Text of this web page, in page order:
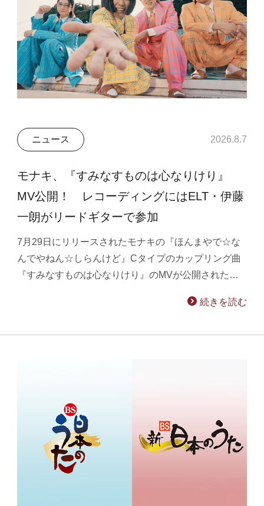
ニュース 2026.8.7
モナキ、『すみなすものは心なりけり』
MV公開！ レコーディングにはELT・伊藤
一朗がリードギターで参加
7月29日にリリースされたモナキの『ほんまやで☆な
んでやねん☆しらんけど』Cタイプのカップリング曲
『すみなすものは心なりけり』のMVが公開された…
続きを読む